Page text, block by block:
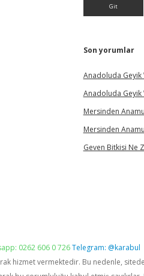
Son yorumlar
Anadoluda Geyik
Anadoluda Geyik
Mersinden
Mersinden
Geven Bitkisi Ne
0262 606 0 726Telegram: @karabul
hizmet vermektedir. Bu nedenle,